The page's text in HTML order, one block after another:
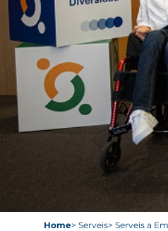
Home> Serveis> Serveis a